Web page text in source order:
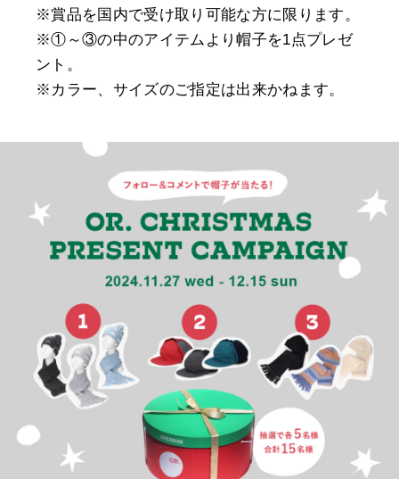
※賞品を国内で受け取り可能な方に限ります。
※①～③の中のアイテムより帽子を1点プレゼ
ント。
※カラー、サイズのご指定は出来かねます。